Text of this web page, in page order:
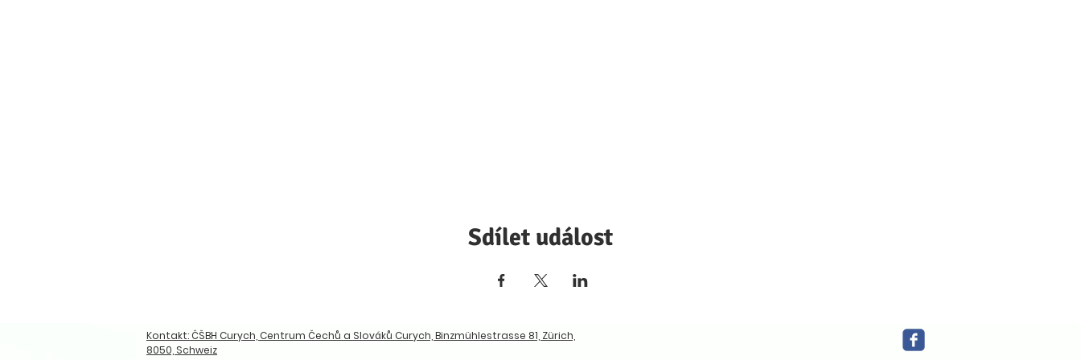
Sdílet událost
Kontakt: ČŠBH Curych, Centrum Čechů a Slováků Curych, Binzmühlestrasse 81, Zürich,
8050, Schweiz